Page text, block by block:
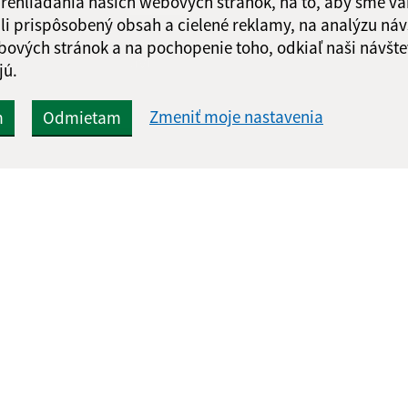
prispôsobený obsah a cielené reklamy, na analýzu
stránok a na pochopenie toho, odkiaľ naši
Odmietam Zmeniť moje nastavenia
Google reCaptcha Response
Odoslať správu